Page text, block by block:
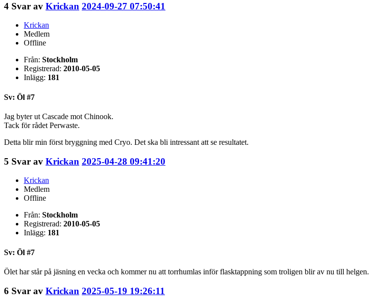
4 Svar av Krickan 2024-09-27 07:50:41
Krickan
Medlem
Offline
Från: Stockholm
Registrerad: 2010-05-05
Inlägg: 181
Sv: Öl #7
Jag byter ut Cascade mot Chinook.
Tack för rådet Perwaste.
Detta blir min först bryggning med Cryo. Det ska bli intressant att se resultatet.
5 Svar av Krickan 2025-04-28 09:41:20
Krickan
Medlem
Offline
Från: Stockholm
Registrerad: 2010-05-05
Inlägg: 181
Sv: Öl #7
Ölet har står på jäsning en vecka och kommer nu att torrhumlas inför flasktappning som troligen blir av nu till helgen.
6 Svar av Krickan 2025-05-19 19:26:11